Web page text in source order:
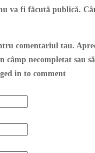
va fi făcută publică.
comentariul tau.
câmp necompletat sau
in to comment